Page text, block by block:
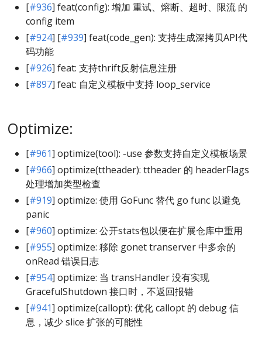
[#936] feat(config): 增加 重试、熔断、超时、限流 的
config item
[#924] [#939] feat(code_gen): 支持生成深拷贝API代
码功能
[#926] feat: 支持thrift反射信息注册
[#897] feat: 自定义模板中支持 loop_service
Optimize:
[#961] optimize(tool): -use 参数支持自定义模板场景
[#966] optimize(ttheader): ttheader 的 headerFlags
处理增加类型检查
[#919] optimize: 使用 GoFunc 替代 go func 以避免
panic
[#960] optimize: 公开stats包以便在扩展仓库中重用
[#955] optimize: 移除 gonet transerver 中多余的
onRead 错误日志
[#954] optimize: 当 transHandler 没有实现
GracefulShutdown 接口时，不返回报错
[#941] optimize(callopt): 优化 callopt 的 debug 信
息，减少 slice 扩张的可能性